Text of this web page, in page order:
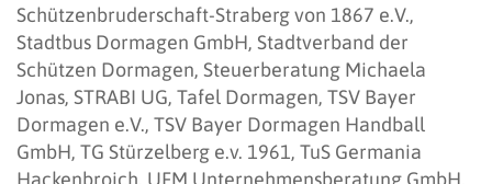
Schützenbruderschaft-Straberg von 1867 e.V.,
Stadtbus Dormagen GmbH, Stadtverband der
Schützen Dormagen, Steuerberatung Michaela
Jonas, STRABI UG, Tafel Dormagen, TSV Bayer
Dormagen e.V., TSV Bayer Dormagen Handball
GmbH, TG Stürzelberg e.v. 1961, TuS Germania
Hackenbroich, UFM Unternehmensberatung GmbH,